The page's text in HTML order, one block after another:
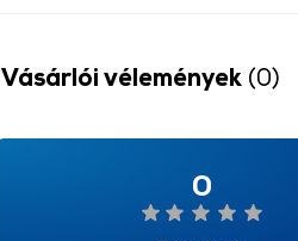
Vásárlói vélemények (0)
0